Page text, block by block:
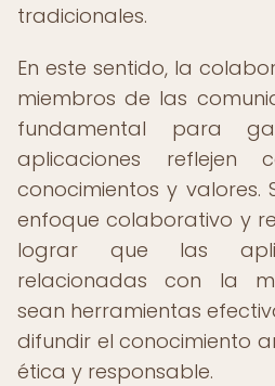
tradicionales.
En este sentido, la
miembros de las
fundamental para
aplicaciones reflejen
conocimientos y valores.
enfoque colaborativo y
lograr que las
relacionadas con la
sean herramientas
difundir el conocimiento
ética y responsable.